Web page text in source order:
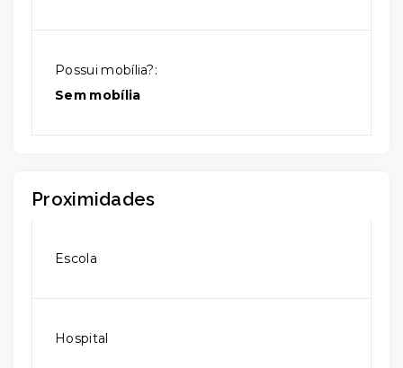
Possui mobília?:
Sem mobília
Proximidades
Escola
Hospital